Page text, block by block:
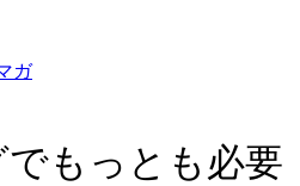
ガ
もっとも必要